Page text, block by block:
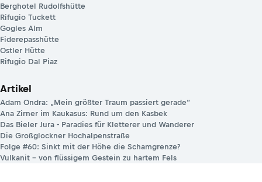
Berghotel Rudolfshütte
Rifugio Tuckett
Gogles Alm
Fiderepasshütte
Ostler Hütte
Rifugio Dal Piaz
Artikel
Adam Ondra: „Mein größter Traum passiert gerade“
Ana Zirner im Kaukasus: Rund um den Kasbek
Das Bieler Jura - Paradies für Kletterer und Wanderer
Die Großglockner Hochalpenstraße
Folge #60: Sinkt mit der Höhe die Schamgrenze?
Vulkanit – von flüssigem Gestein zu hartem Fels